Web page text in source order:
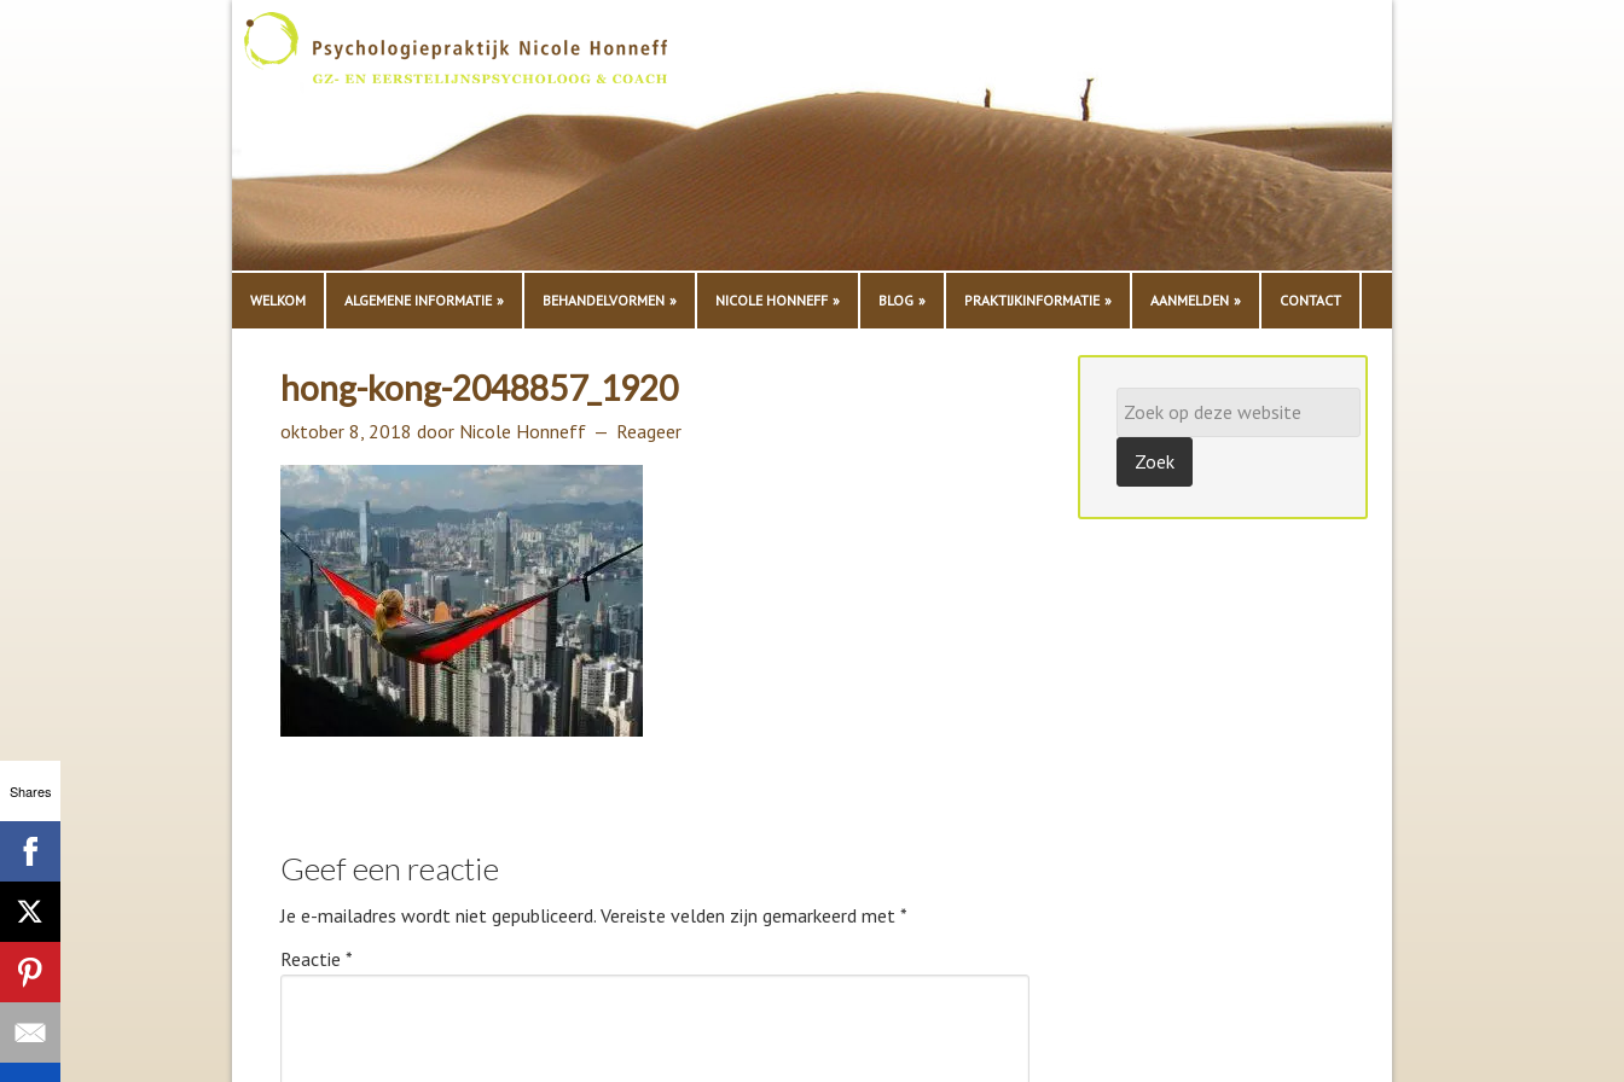
WELKOM ALGEMENE INFORMATIE BEHANDELVORMEN NICOLE HONNEFF BLOG PRAKTIJKINFORMATIE AANMELDEN CONTACT
hong-kong-2048857_1920
oktober 8, 2018 door Nicole Honneff Reageer
Geef een reactie
Je e-mailadres wordt niet gepubliceerd. Vereiste velden zijn gemarkeerd met *
Reactie *
Shares